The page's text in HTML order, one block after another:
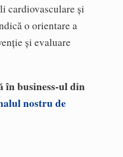
cardiovasculare și
o orientare a
și evaluare
în business-ul din
nostru de